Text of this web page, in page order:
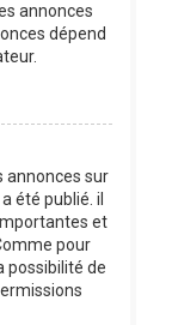
annonces
dépend
annonces sur
été publié. il
et
pour
possibilité de